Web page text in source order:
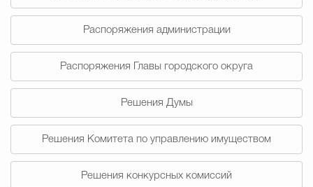
Гостям Городского
Общественная
Градостроительство и
Распоряжения администрации
Распоряжения Главы городского округа
Решения Думы
Решения Комитета по управлению имуществом
Решения конкурсных комиссий